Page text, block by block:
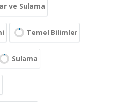
ve Sulama
Temel Bilimler
Sulama